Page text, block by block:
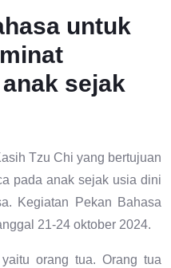
untuk
sejak
Tzu Chi yang bertujuan
pada anak sejak usia dini
Kegiatan Pekan Bahasa
21-24 oktober 2024.
orang tua. Orang tua